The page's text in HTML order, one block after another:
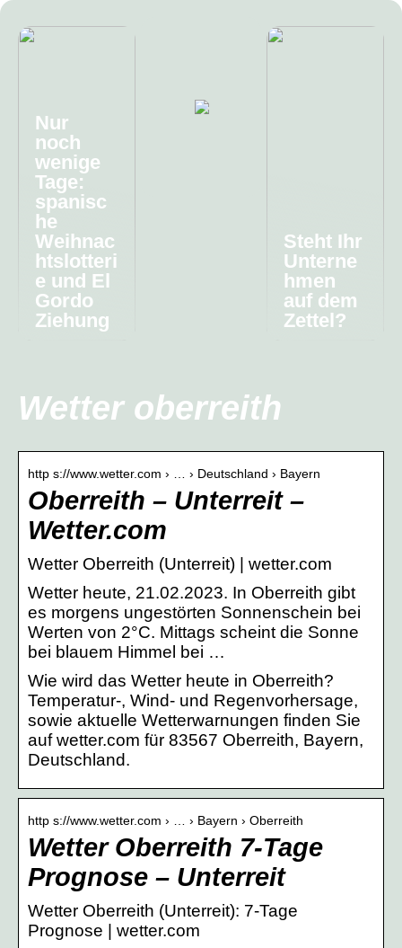
Nur
noch
wenige
Tage:
spanisc
he
Weihnac
htslotteri
e und El
Gordo
Ziehung
Steht Ihr
Unterne
hmen
auf dem
Zettel?
Wetter oberreith
http s://www.wetter.com › … › Deutschland › Bayern
Oberreith – Unterreit –
Wetter.com
Wetter Oberreith (Unterreit) | wetter.com
Wetter heute, 21.02.2023. In Oberreith gibt
es morgens ungestörten Sonnenschein bei
Werten von 2°C. Mittags scheint die Sonne
bei blauem Himmel bei …
Wie wird das Wetter heute in Oberreith?
Temperatur-, Wind- und Regenvorhersage,
sowie aktuelle Wetterwarnungen finden Sie
auf wetter.com für 83567 Oberreith, Bayern,
Deutschland.
http s://www.wetter.com › … › Bayern › Oberreith
Wetter Oberreith 7-Tage
Prognose – Unterreit
Wetter Oberreith (Unterreit): 7-Tage
Prognose | wetter.com